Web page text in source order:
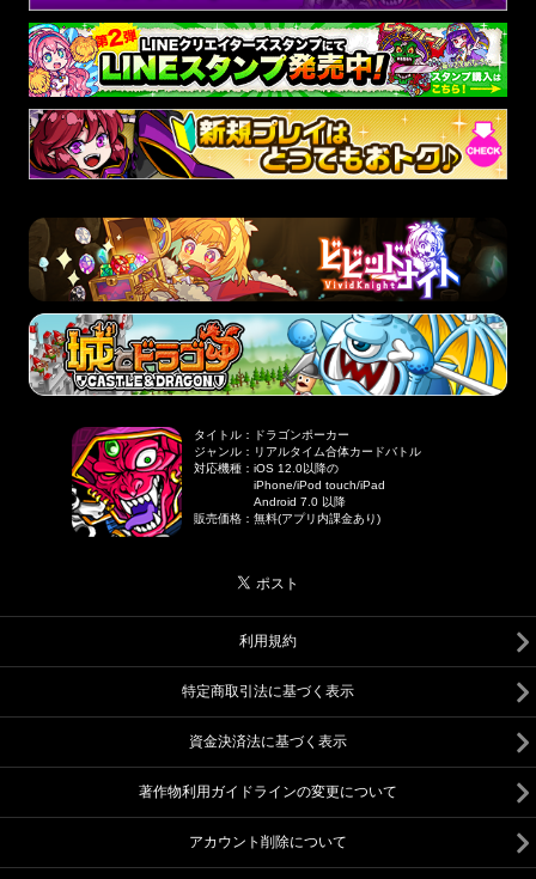
タイトル ：
ドラゴンポーカー
ジャンル ： リアルタイム合体カードバトル
対応機種 ：iOS 12.0以降の
iPhone/iPod touch/iPad
Android 7.0 以降
販売価格 ：無料(アプリ内課金あり)
利用規約
特定商取引法に基づく表示
資金決済法に基づく表示
著作物利用ガイドラインの変更について
アカウント削除について